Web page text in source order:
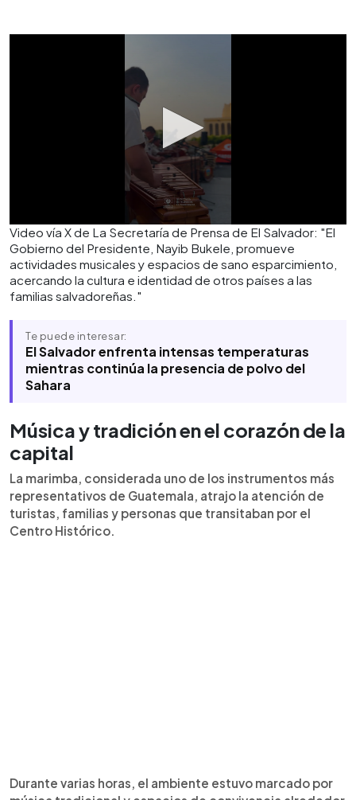
Video vía X de La Secretaría de Prensa de El Salvador: "El
Gobierno del Presidente, Nayib Bukele, promueve
actividades musicales y espacios de sano esparcimiento,
acercando la cultura e identidad de otros países a las
familias salvadoreñas."
Te puede interesar:
El Salvador enfrenta intensas temperaturas
mientras continúa la presencia de polvo del
Sahara
Música y tradición en el corazón de la
capital
La marimba, considerada uno de los instrumentos más
representativos de Guatemala, atrajo la atención de
turistas, familias y personas que transitaban por el
Centro Histórico.
Durante varias horas, el ambiente estuvo marcado por